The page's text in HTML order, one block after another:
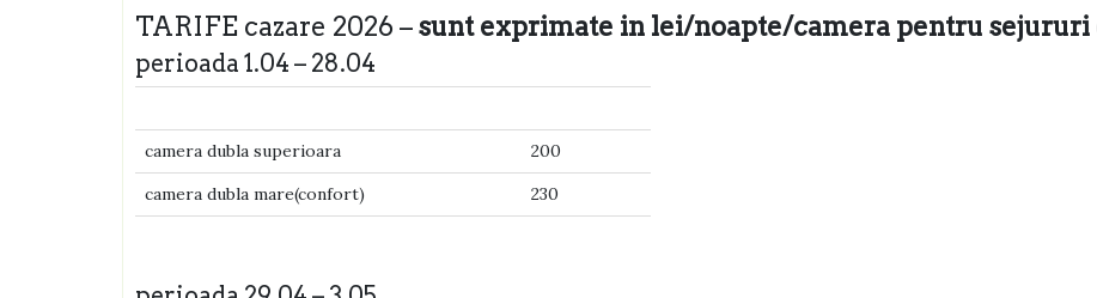
TARIFE cazare 2026 –sunt exprimate in lei/noapte/camera pentru
perioada 1.04 – 28.04
camera dubla superioara
200
camera dubla mare(confort)
230